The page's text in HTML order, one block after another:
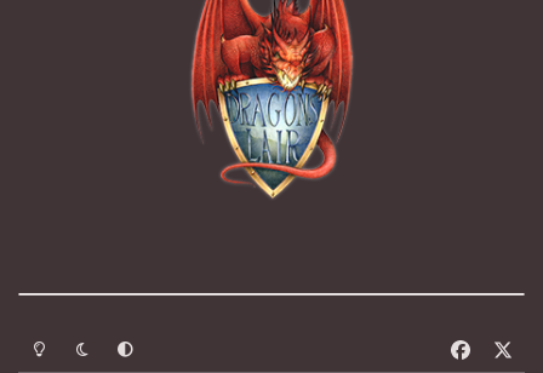
Modalità chiara
Modalità scuraSegui la preferenza del sistema